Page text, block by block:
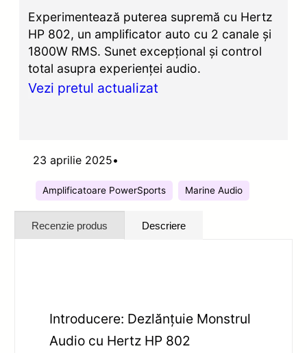
Experimentează puterea supremă cu Hertz
HP 802, un amplificator auto cu 2 canale și
1800W RMS. Sunet excepțional și control
total asupra experienței audio.
Vezi pretul actualizat
23 aprilie 2025•
Amplificatoare PowerSports Marine Audio
Recenzie produs Descriere
Introducere: Dezlănțuie Monstrul
Audio cu Hertz HP 802